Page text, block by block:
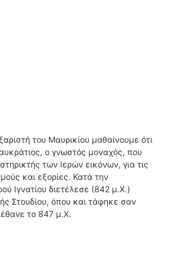
του Μαυρικίου μαθαίνουμε ότι
ο γνωστός μοναχός, που
των Ιερών εικόνων, για τις
και εξορίες. Κατά την
Ιγνατίου διετέλεσε (842 μ.Χ.)
Στουδίου, όπου και τάφηκε σαν
το 847 μ.Χ.